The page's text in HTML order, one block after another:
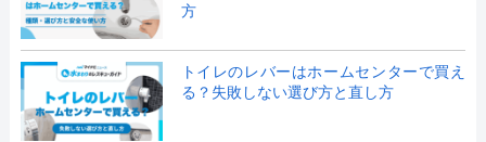
方
トイレのレバーはホームセンターで買え
る？失敗しない選び方と直し方